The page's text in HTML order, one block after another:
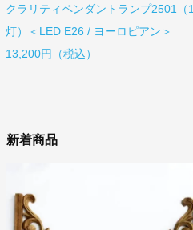
クラリティペンダントランプ2501（1
灯）＜LED E26 / ヨーロピアン＞
13,200円（税込）
新着商品